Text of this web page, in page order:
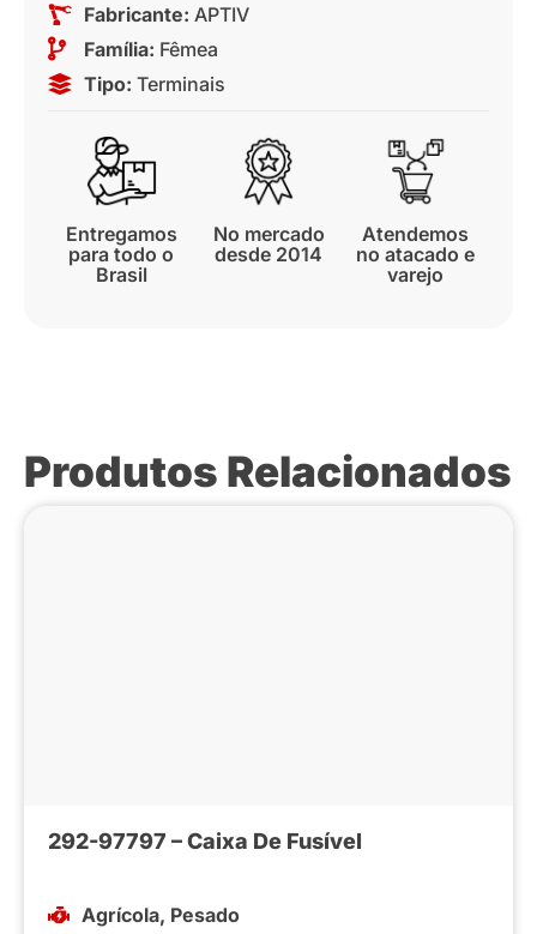
Fabricante: APTIV
Família: Fêmea
Tipo: Terminais
Entregamos
para todo o
Brasil
No mercado
desde 2014
Atendemos
no atacado e
varejo
Produtos Relacionados
292-97797 – Caixa De Fusível
Agrícola, Pesado